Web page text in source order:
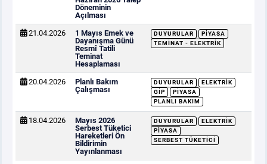
Döneminin
Açılması
21.04.2026
1 Mayıs Emek ve
Dayanışma Günü
Resmî Tatili
Teminat
Hesaplaması
DUYURULAR
PIYASA
TEMINAT - ELEKTRIK
20.04.2026
Planlı Bakım
Çalışması
DUYURULAR
ELEKTRIK
GİP
PIYASA
PLANLI BAKIM
18.04.2026
Mayıs 2026
Serbest Tüketici
Hareketleri Ön
Bildirimin
Yayınlanması
DUYURULAR
ELEKTRIK
PIYASA
SERBEST TÜKETICI